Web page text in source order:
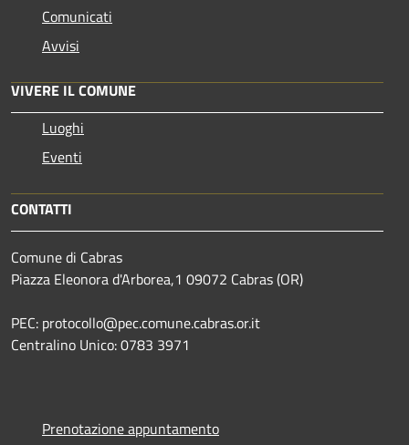
Comunicati
Avvisi
VIVERE IL COMUNE
Luoghi
Eventi
CONTATTI
Comune di Cabras
Piazza Eleonora d'Arborea,1 09072 Cabras (OR)
PEC: protocollo@pec.comune.cabras.or.it
Centralino Unico: 0783 3971
Prenotazione appuntamento